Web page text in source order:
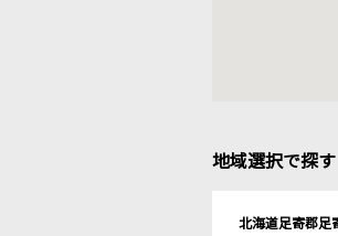
地域選択で探す
北海道足寄郡足